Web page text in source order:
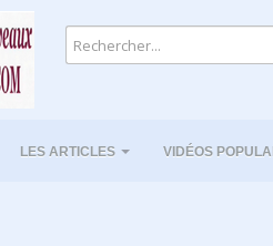
LES ARTICLES VIDÉOS